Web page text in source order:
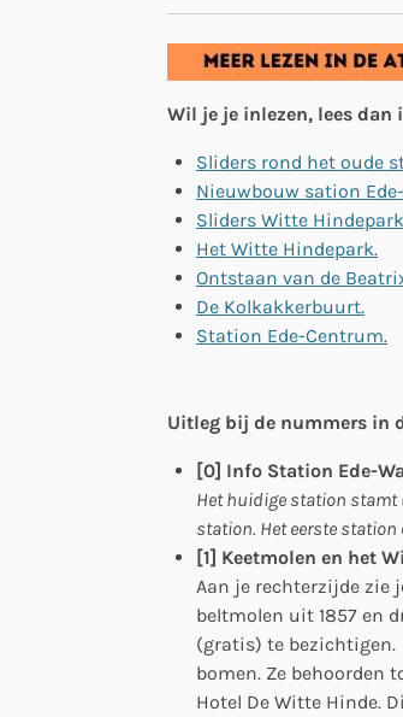
Wil je je inlezen, lees dan
Sliders rond het oude
Nieuwbouw sation
Sliders Witte
Het Witte Hindepark.
Ontstaan van de
De Kolkakkerbuurt.
Station Ede-Centrum.
Uitleg bij de nummers in
[0] Info Station Ede-
Het huidige station stamt
station. Het eerste station
[1] Keetmolen en het
Aan je rechterzijde zie
beltmolen uit 1857 en
(gratis) te
bomen. Ze behoorden
Hotel De Witte Hinde.